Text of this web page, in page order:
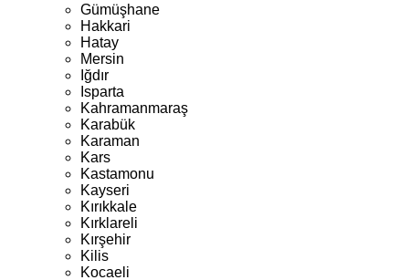
Gümüşhane
Hakkari
Hatay
Mersin
Iğdır
Isparta
Kahramanmaraş
Karabük
Karaman
Kars
Kastamonu
Kayseri
Kırıkkale
Kırklareli
Kırşehir
Kilis
Kocaeli